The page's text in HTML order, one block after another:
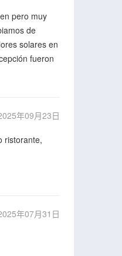
pero muy
de
solares en
fueron
年09月23日
ristorante,
年07月31日